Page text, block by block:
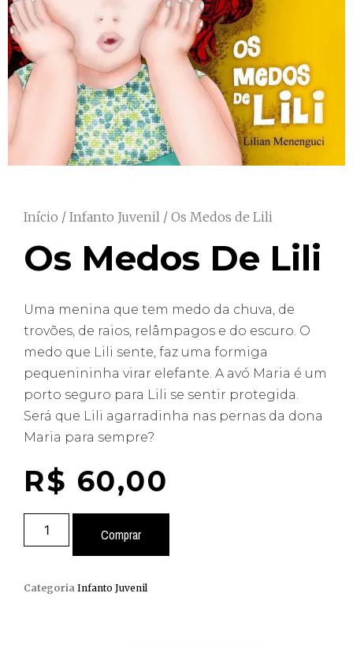
Início / Infanto Juvenil / Os Medos de Lili
Os Medos De Lili
Uma menina que tem medo da chuva, de
trovões, de raios, relâmpagos e do escuro. O
medo que Lili sente, faz uma formiga
pequenininha virar elefante. A avó Maria é um
porto seguro para Lili se sentir protegida.
Será que Lili agarradinha nas pernas da dona
Maria para sempre?
R$ 60,00
Comprar
Categoria Infanto Juvenil